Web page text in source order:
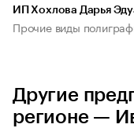
ИП Хохлова Дарья
Прочие виды
Другие
регионе —